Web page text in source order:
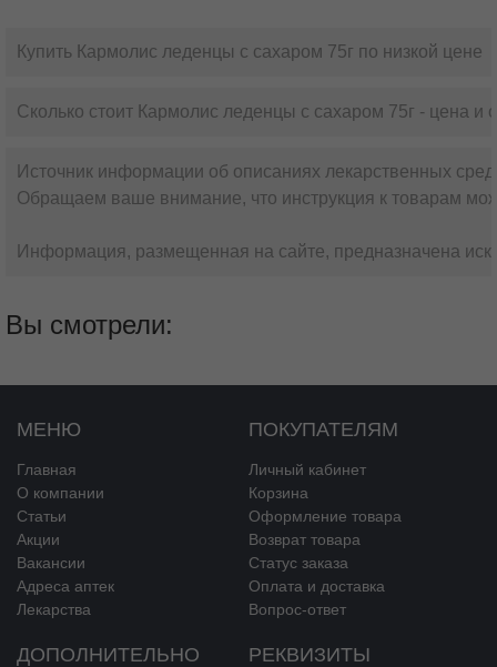
Купить Кармолис леденцы с сахаром 75г по низкой цене
Сколько стоит Кармолис леденцы с сахаром 75г - цена и
Источник информации об описаниях лекарственных
Обращаем ваше внимание, что инструкция к товарам
Информация, размещенная на сайте, предназначена
Вы смотрели:
МЕНЮ
Главная
О компании
Статьи
Акции
Вакансии
Адреса аптек
Лекарства
ПОКУПАТЕЛЯМ
Личный кабинет
Корзина
Оформление товара
Возврат товара
Статус заказа
Оплата и доставка
Вопрос-ответ
ДОПОЛНИТЕЛЬНО РЕКВИЗИТЫ